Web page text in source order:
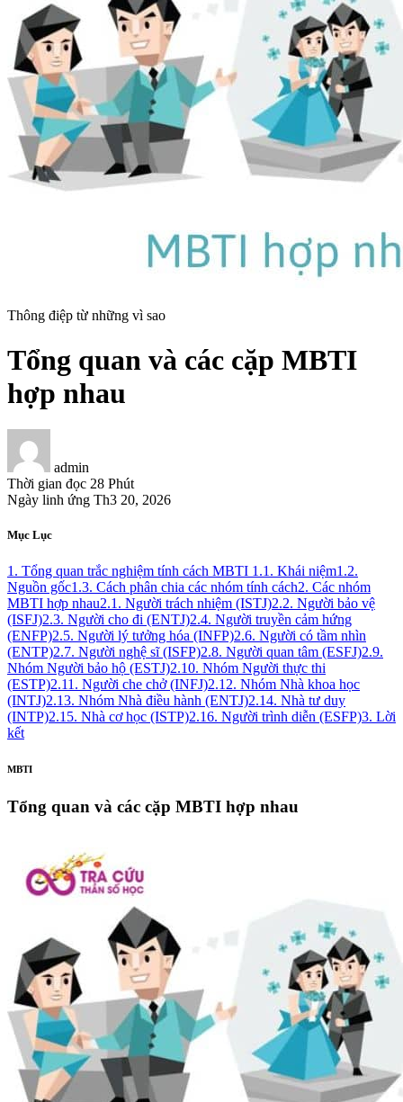
Thông điệp từ những vì sao
Tổng quan và các cặp MBTI
hợp nhau
admin
Thời gian đọc 28 Phút
Ngày linh ứng Th3 20, 2026
Mục Lục
1. Tổng quan trắc nghiệm tính cách MBTI 1.1. Khái niệm1.2.
Nguồn gốc1.3. Cách phân chia các nhóm tính cách2. Các nhóm
MBTI hợp nhau2.1. Người trách nhiệm (ISTJ)2.2. Người bảo vệ
(ISFJ)2.3. Người cho đi (ENTJ)2.4. Người truyền cảm hứng
(ENFP)2.5. Người lý tưởng hóa (INFP)2.6. Người có tầm nhìn
(ENTP)2.7. Người nghệ sĩ (ISFP)2.8. Người quan tâm (ESFJ)2.9.
Nhóm Người bảo hộ (ESTJ)2.10. Nhóm Người thực thi
(ESTP)2.11. Người che chở (INFJ)2.12. Nhóm Nhà khoa học
(INTJ)2.13. Nhóm Nhà điều hành (ENTJ)2.14. Nhà tư duy
(INTP)2.15. Nhà cơ học (ISTP)2.16. Người trình diễn (ESFP)3. Lời
kết
MBTI
Tổng quan và các cặp MBTI hợp nhau